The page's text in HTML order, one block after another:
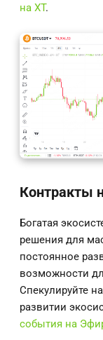
на XT.
Контракты
Богатая
решения для
постоянное
возможности
Спекулируйте
развитии
события на